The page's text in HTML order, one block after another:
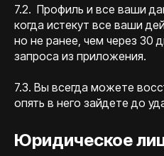
7.2. Профиль и все ваши
когда истекут все ваши
но не ранее, чем через 30
запроса из приложения.
7.3. Вы всегда можете
опять в него зайдете до
Юридическое